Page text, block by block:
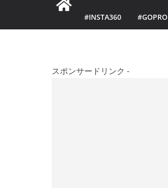
#INSTA360 #GOPRO
スポンサードリンク -